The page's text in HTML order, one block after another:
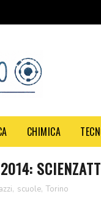
CHIMICA
, scuole, Torino